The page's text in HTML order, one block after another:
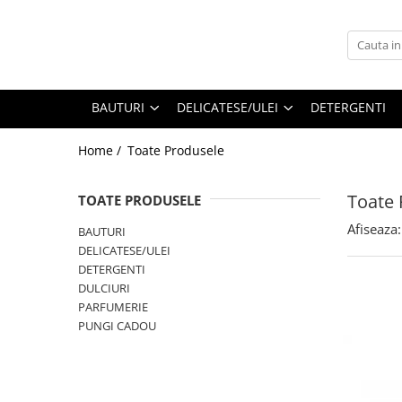
PARFUMURI
BAUTURI DELICATESE/ULEI DETERGENTI
Home / Toate Produsele
Toate
TOATE PRODUSELE
BAUTURI
DELICATESE/ULEI
DETERGENTI
DULCIURI
PARFUMERIE
PUNGI CADOU
Afiseaza: